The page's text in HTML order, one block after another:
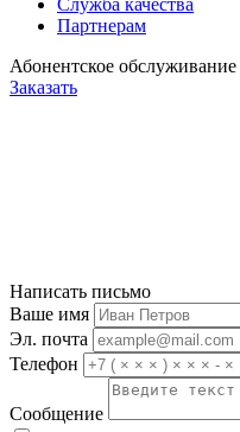
Служба качества
Партнерам
Абонентское обслуживание
Заказать
Написать письмо
Ваше имя
Эл. почта
Телефон
Сообщение